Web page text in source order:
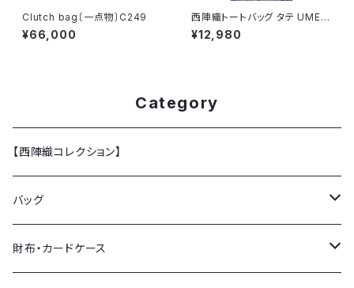
Clutch bag〔一点物〕C249
¥66,000
西陣織トートバッグ タテ UME /
NTL5
¥12,980
Category
【西陣織コレクション】
バッグ
トートバッグ
財布・カードケース